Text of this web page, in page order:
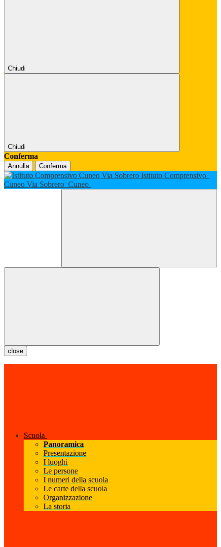
Chiudi
Chiudi
Conferma
Annulla Conferma
Istituto Comprensivo
Cuneo Via Sobrero Cuneo
close
Scuola
Panoramica
Presentazione
I luoghi
Le persone
I numeri della scuola
Le carte della scuola
Organizzazione
La storia